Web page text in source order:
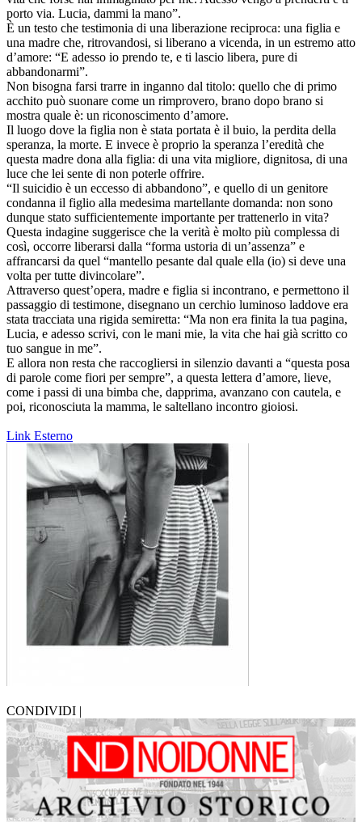
porto via. Lucia, dammi la mano”.
È un testo che testimonia di una liberazione reciproca: una figlia e
una madre che, ritrovandosi, si liberano a vicenda, in un estremo atto
d’amore: “E adesso io prendo te, e ti lascio libera, pure di
abbandonarmi”.
Non bisogna farsi trarre in inganno dal titolo: quello che di primo
acchito può suonare come un rimprovero, brano dopo brano si
mostra quale è: un riconoscimento d’amore.
Il luogo dove la figlia non è stata portata è il buio, la perdita della
speranza, la morte. E invece è proprio la speranza l’eredità che
questa madre dona alla figlia: di una vita migliore, dignitosa, di una
luce che lei sente di non poterle offrire.
“Il suicidio è un eccesso di abbandono”, e quello di un genitore
condanna il figlio alla medesima martellante domanda: non sono
dunque stato sufficientemente importante per trattenerlo in vita?
Questa indagine suggerisce che la verità è molto più complessa di
così, occorre liberarsi dalla “forma ustoria di un’assenza” e
affrancarsi da quel “mantello pesante dal quale ella (io) si deve una
volta per tutte divincolare”.
Attraverso quest’opera, madre e figlia si incontrano, e permettono il
passaggio di testimone, disegnano un cerchio luminoso laddove era
stata tracciata una rigida semiretta: “Ma non era finita la tua pagina,
Lucia, e adesso scrivi, con le mani mie, la vita che hai già scritto co
tuo sangue in me”.
E allora non resta che raccogliersi in silenzio davanti a “questa posa
di parole come fiori per sempre”, a questa lettera d’amore, lieve,
come i passi di una bimba che, dapprima, avanzano con cautela, e
poi, riconosciuta la mamma, le saltellano incontro gioiosi.
Link Esterno
CONDIVIDI |